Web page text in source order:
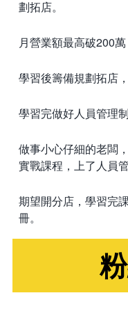
劃拓店。
月營業額最高破200
學習後籌備規劃拓店
學習完做好人員管理
做事小心仔細的老闆
實戰課程，上了人員
期望開分店，學習完
冊。